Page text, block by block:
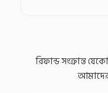
রিফান্ড সংক্রান্ত